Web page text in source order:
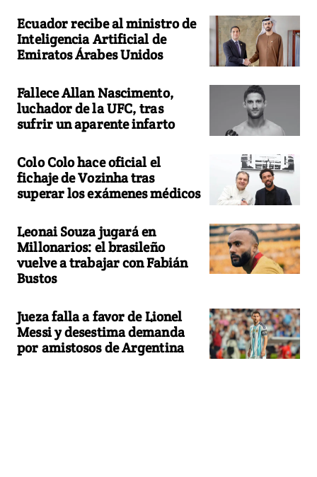
Ecuador recibe al ministro de
Inteligencia Artificial de
Emiratos Árabes Unidos
Fallece Allan Nascimento,
luchador de la UFC, tras
sufrir un aparente infarto
Colo Colo hace oficial el
fichaje de Vozinha tras
superar los exámenes médicos
Leonai Souza jugará en
Millonarios: el brasileño
vuelve a trabajar con Fabián
Bustos
Jueza falla a favor de Lionel
Messi y desestima demanda
por amistosos de Argentina